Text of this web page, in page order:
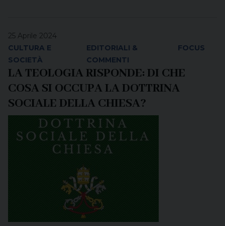
25 Aprile 2024
CULTURA E
SOCIETÀ
EDITORIALI &
COMMENTI
FOCUS
LA TEOLOGIA RISPONDE: DI CHE
COSA SI OCCUPA LA DOTTRINA
SOCIALE DELLA CHIESA?